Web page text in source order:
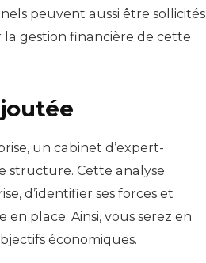
peuvent aussi être sollicités
la gestion financière de cette
un cabinet d’expert-
structure. Cette analyse
d’identifier ses forces et
place. Ainsi, vous serez en
économiques.